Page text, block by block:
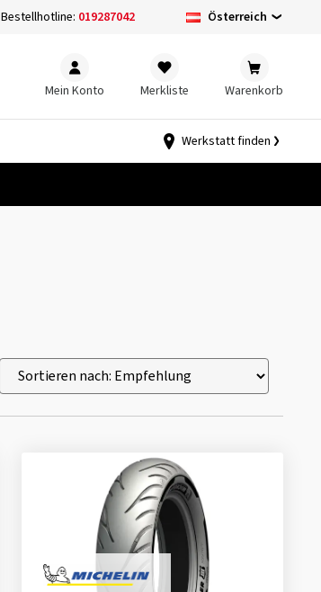
Bestellhotline: 019287042 Österreich
Mein Konto Merkliste Warenkorb
Werkstatt finden